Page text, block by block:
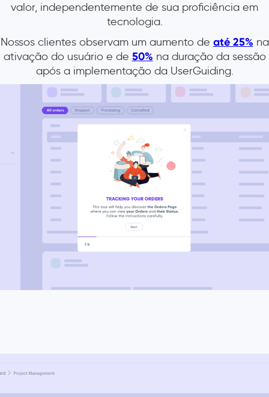
valor, independentemente de sua proficiência em
tecnologia.
Nossos clientes observam um aumento de até 25% na
ativação do usuário e de 50% na duração da sessão
após a implementação da UserGuiding.